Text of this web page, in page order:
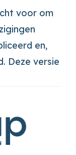
voor om
en,
Deze versie